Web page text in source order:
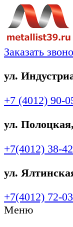
Заказать
ул.
+7 (4012) 90-
ул.
+7(4012) 38-
ул.
+7(4012) 72-
Меню